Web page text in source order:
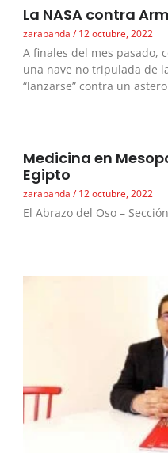
La NASA contra
zarabanda 12 octubre, 2022
A finales del mes pasado,
una nave no tripulada de
“lanzarse” contra un
Medicina en
Egipto
zarabanda 12 octubre, 2022
El Abrazo del Oso –